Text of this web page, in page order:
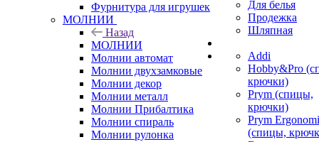
Для белья
Продежка
Шляпная
Addi
Hobby&Pro
крючки)
Prym (спицы,
крючки)
Prym
(спицы,
Фурнитура для игрушек
МОЛНИИ
Назад
МОЛНИИ
Молнии автомат
Молнии двухзамковые
Молнии декор
Молнии металл
Молнии Прибалтика
Молнии спираль
Молнии рулонка